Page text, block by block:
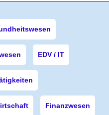
EDV / IT
Finanzwesen